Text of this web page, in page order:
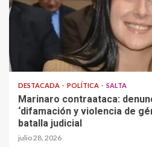
DESTACADA POLÍTICA SALTA
Marinaro contraataca:
‘difamación y violencia de
batalla judicial
julio 28, 2026